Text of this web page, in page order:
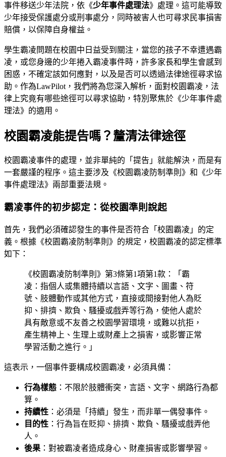
事件移送少年法院，依《少年事件處理法》處理。這可能導致
少年接受保護處分或刑事處分，同時被害人也可尋求民事損害
賠償，以保障自身權益。
學生霸凌問題在校園中日益受到關注，當您的孩子不幸遭遇霸
凌，或您身邊的少年捲入霸凌事件時，許多家長和學生會感到
困惑，不確定該如何應對，以及是否可以透過法律途徑尋求協
助。作為LawPilot，我們將為您深入解析，面對校園霸凌，法
律上究竟有哪些途徑可以尋求協助，特別聚焦於《少年事件處
理法》的適用。
校園霸凌能提告嗎？釐清法律途徑
校園霸凌事件的處理，並非單純的「提告」就能解決，而是有
一套嚴謹的程序。這主要涉及《校園霸凌防制準則》和《少年
事件處理法》兩部重要法規。
霸凌事件的初步認定：從校園準則說起
首先，我們必須確認發生的事件是否符合「校園霸凌」的定
義。根據《校園霸凌防制準則》的規定，校園霸凌的認定標準
如下：
《校園霸凌防制準則》第3條第1項第1款：「霸
凌：指個人或集體持續以言語、文字、圖畫、符
號、肢體動作或其他方式，直接或間接對他人為貶
抑、排擠、欺負、騷擾或戲弄等行為，使他人處於
具有敵意或不友善之校園學習環境，或難以抗拒，
產生精神上、生理上或財產上之損害，或影響正常
學習活動之進行。」
這表示，一個事件要構成校園霸凌，必須具備：
行為樣態 ：不限於肢體衝突，言語、文字、網路行為都
算。
持續性 ：必須是「持續」發生，而非單一偶發事件。
目的性 ：行為旨在貶抑、排擠、欺負、騷擾或戲弄他
人。
後果 ：對被霸凌者造成身心、財產損害或影響學習。